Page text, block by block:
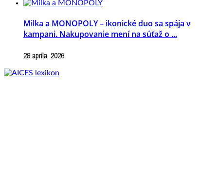
Milka a MONOPOLY – ikonické duo sa spája v
kampani. Nakupovanie mení na súťaž o ...
29 apríla, 2026